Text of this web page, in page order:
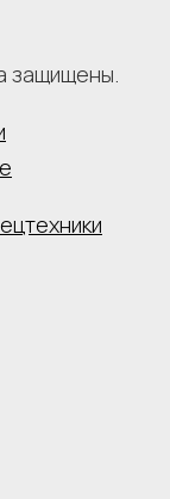
защищены.